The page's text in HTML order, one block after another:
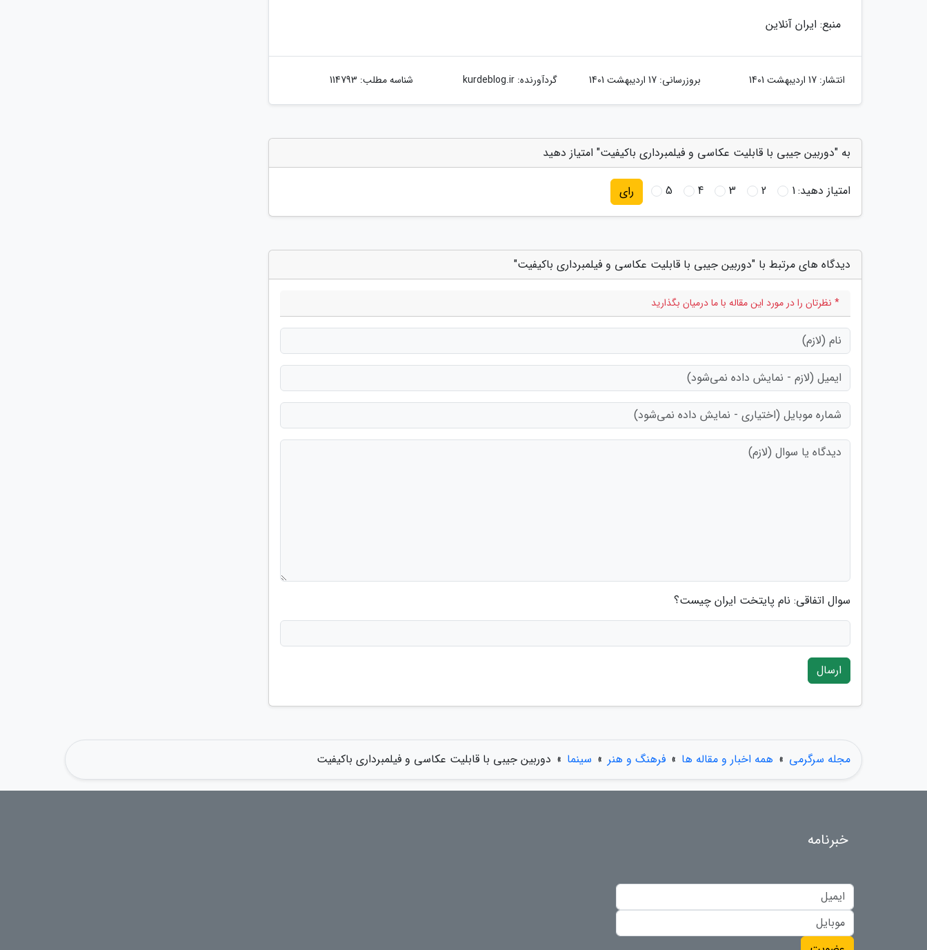
منبع: ایران آنلاین
انتشار: 17 اردیبهشت 1401 بروزرسانی: 17 اردیبهشت 1401 گردآورنده:kurdeblog.ir شناسه مطلب: 114793
به "دوربین جیبی با قابلیت عکاسی و فیلمبرداری باکیفیت" امتیاز دهید
امتیاز دهید:1
2
3
4
5 رای
دیدگاه های مرتبط با "دوربین جیبی با قابلیت عکاسی و فیلمبرداری باکیفیت"
* نظرتان را در مورد این مقاله با ما درمیان بگذارید
سوال اتفاقی: نام پایتخت ایران چیست؟
ارسال
مجله سرگرمی » همه اخبار و مقاله ها » فرهنگ و هنر » سینما » دوربین جیبی با قابلیت عکاسی و فیلمبرداری باکیفیت
خبرنامه